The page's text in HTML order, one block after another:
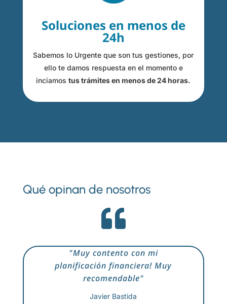
Soluciones en menos de
24h
Sabemos lo Urgente que son tus gestiones, por
ello te damos respuesta en el momento e
inciamostus trámites en menos de 24 horas.
Qué opinan de nosotros

"Muy contento con mi
planificación financiera! Muy
recomendable"
Javier Bastida